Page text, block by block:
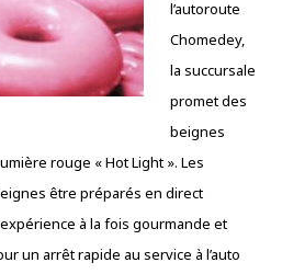
l’autoroute
Chomedey,
la succursale
promet des
beignes
rouge « Hot Light ». Les
être préparés en direct
à la fois gourmande et
un arrêt rapide au service à l’auto